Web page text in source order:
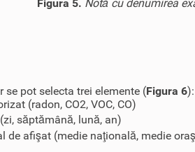
Figura 5. Notă cu denumirea
se pot selecta trei elemente (Figura 6):
(radon, CO2, VOC, CO)
săptămână, lună, an)
de afişat (medie naţională, medie